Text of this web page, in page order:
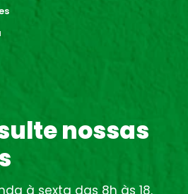
nossas
à sexta das 8h às 18.